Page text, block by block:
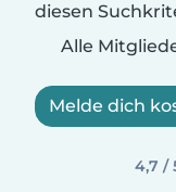
diesen
Alle
Melde dich
4,7 /